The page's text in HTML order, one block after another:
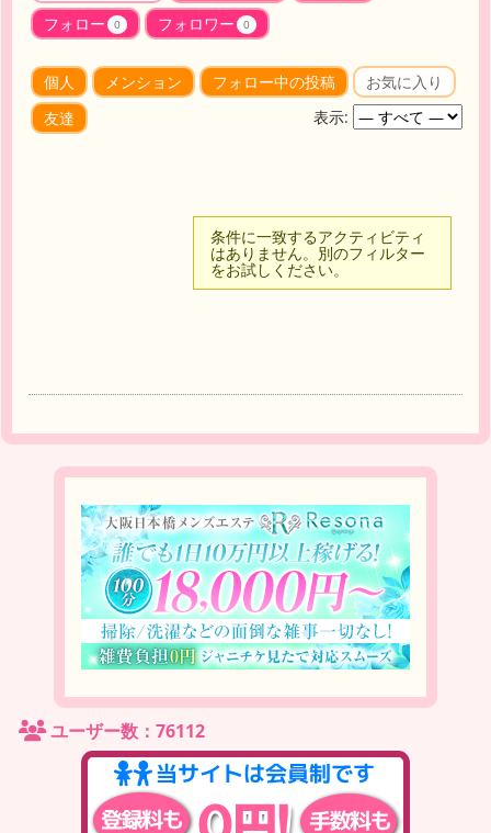
フォロー 0 フォロワー 0
個人 メンション フォロー中の投稿
お気に入り
友達
表示:
条件に一致するアクティビティ
はありません。別のフィルター
をお試しください。
ユーザー数：76112